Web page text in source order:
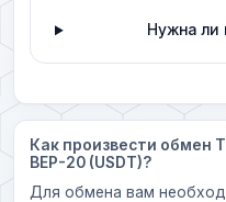
Нужна ли
Как произвести обмен
BEP-20 (USDT)?
Для обмена вам